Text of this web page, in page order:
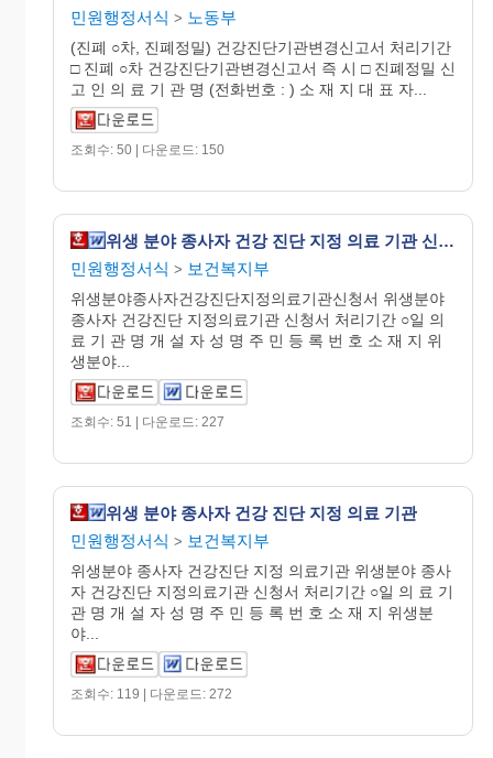
민원행정서식 > 노동부
(진폐 ○차, 진폐정밀) 건강진단기관변경신고서 처리기간
□ 진폐 ○차 건강진단기관변경신고서 즉 시 □ 진폐정밀 신
고 인 의 료 기 관 명 (전화번호 : ) 소 재 지 대 표 자...
조회수: 50 | 다운로드: 150
위생 분야 종사자 건강 진단 지정 의료 기관 신청서
민원행정서식 > 보건복지부
위생분야종사자건강진단지정의료기관신청서 위생분야
종사자 건강진단 지정의료기관 신청서 처리기간 ○일 의
료 기 관 명 개 설 자 성 명 주 민 등 록 번 호 소 재 지 위
생분야...
조회수: 51 | 다운로드: 227
위생 분야 종사자 건강 진단 지정 의료 기관
민원행정서식 > 보건복지부
위생분야 종사자 건강진단 지정 의료기관 위생분야 종사
자 건강진단 지정의료기관 신청서 처리기간 ○일 의 료 기
관 명 개 설 자 성 명 주 민 등 록 번 호 소 재 지 위생분
야...
조회수: 119 | 다운로드: 272